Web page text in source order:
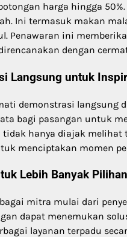
harga hingga
Ini termasuk makan
Penawaran ini
dengan
Langsung untuk
demonstrasi langsung
bagi pasangan untuk
hanya diajak melihat
menciptakan momen
Lebih Banyak Pilihan
mitra mulai dari
dapat menemukan
layanan terpadu